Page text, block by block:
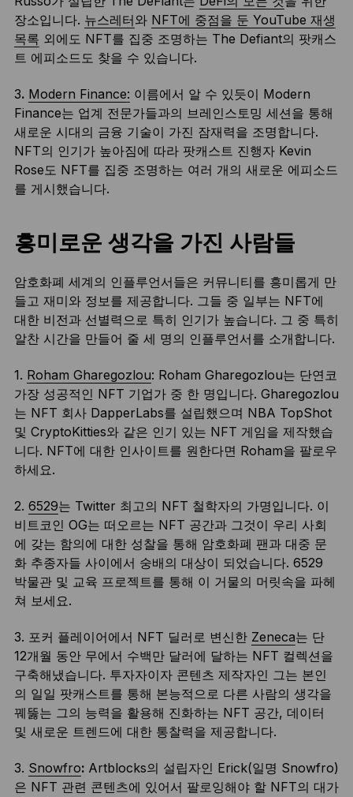
장소입니다. 뉴스레터와 NFT에 중점을 둔 YouTube 재생
목록 외에도 NFT를 집중 조명하는 The Defiant의 팟캐스
트 에피소드도 찾을 수 있습니다.
3. Modern Finance: 이름에서 알 수 있듯이 Modern
Finance는 업계 전문가들과의 브레인스토밍 세션을 통해
새로운 시대의 금융 기술이 가진 잠재력을 조명합니다.
NFT의 인기가 높아짐에 따라 팟캐스트 진행자 Kevin
Rose도 NFT를 집중 조명하는 여러 개의 새로운 에피소드
를 게시했습니다.
흥미로운 생각을 가진 사람들
암호화폐 세계의 인플루언서들은 커뮤니티를 흥미롭게 만
들고 재미와 정보를 제공합니다. 그들 중 일부는 NFT에
대한 비전과 선별력으로 특히 인기가 높습니다. 그 중 특히
알찬 시간을 만들어 줄 세 명의 인플루언서를 소개합니다.
1. Roham Gharegozlou: Roham Gharegozlou는 단연코
가장 성공적인 NFT 기업가 중 한 명입니다. Gharegozlou
는 NFT 회사 DapperLabs를 설립했으며 NBA TopShot
및 CryptoKitties와 같은 인기 있는 NFT 게임을 제작했습
니다. NFT에 대한 인사이트를 원한다면 Roham을 팔로우
하세요.
2. 6529는 Twitter 최고의 NFT 철학자의 가명입니다. 이
비트코인 OG는 떠오르는 NFT 공간과 그것이 우리 사회
에 갖는 함의에 대한 성찰을 통해 암호화폐 팬과 대중 문
화 추종자들 사이에서 숭배의 대상이 되었습니다. 6529
박물관 및 교육 프로젝트를 통해 이 거물의 머릿속을 파헤
쳐 보세요.
3. 포커 플레이어에서 NFT 딜러로 변신한 Zeneca는 단
12개월 동안 무에서 수백만 달러에 달하는 NFT 컬렉션을
구축해냈습니다. 투자자이자 콘텐츠 제작자인 그는 본인
의 일일 팟캐스트를 통해 본능적으로 다른 사람의 생각을
꿰뚫는 그의 능력을 활용해 진화하는 NFT 공간, 데이터
및 새로운 트렌드에 대한 통찰력을 제공합니다.
3. Snowfro: Artblocks의 설립자인 Erick(일명 Snowfro)
은 NFT 관련 콘텐츠에 있어서 팔로잉해야 할 NFT의 대가